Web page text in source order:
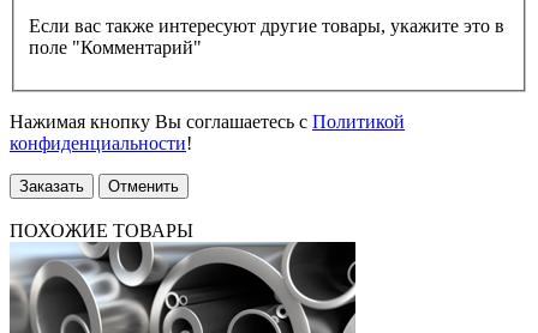
Если вас также интересуют другие товары, укажите это в
поле "Комментарий"
Нажимая кнопку Вы соглашаетесь с Политикой
конфиденциальности!
Заказать Отменить
ПОХОЖИЕ ТОВАРЫ